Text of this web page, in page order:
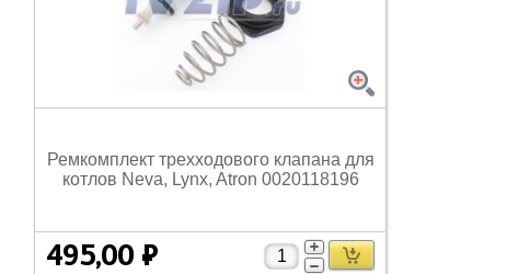
Ремкомплект трехходового клапана для
котлов Neva, Lynx, Atron 0020118196
495,00 ₽